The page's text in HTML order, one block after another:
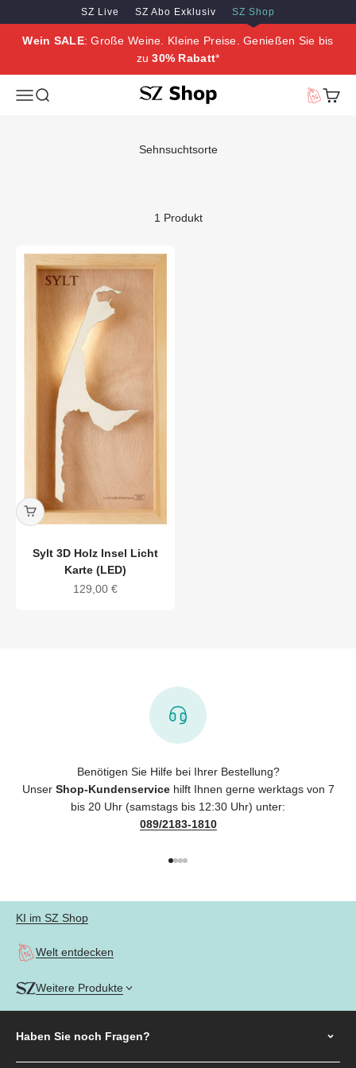
Zum Inhalt springen
Zum Hauptinhalt springen
SZ Live SZ Abo Exklusiv SZ Shop
Wein SALE: Große Weine. Kleine Preise. Genießen Sie bis
zu30% Rabatt*
MenüSuche SZ Erleben
Sehnsuchtsorte
1 Produkt
Sylt 3D Holz Insel Licht
Karte (LED)
Angebot
129,00 €
Benötigen Sie Hilfe bei Ihrer Bestellung?
Unser Shop-Kundenservicehilft Ihnen gerne werktags von 7
bis 20 Uhr (samstags bis 12:30 Uhr) unter:
089/2183-1810
KI im SZ Shop
Welt entdecken
Weitere Produkte
Haben Sie noch Fragen?